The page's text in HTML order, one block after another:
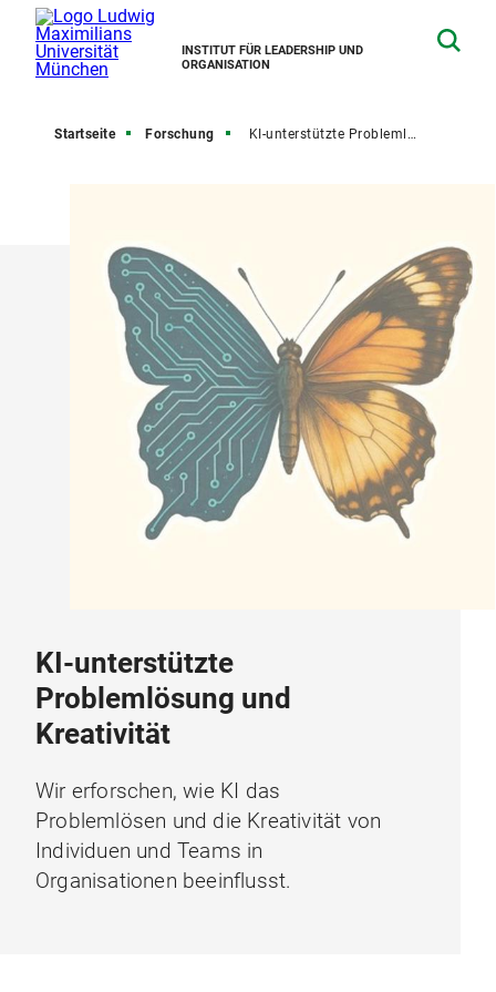
INSTITUT FÜR LEADERSHIP UND
ORGANISATION
Startseite Forschung KI-unterstützte Problemlösung und Kreativität
KI-unterstützte
Problemlösung und
Kreativität
Wir erforschen, wie KI das
Problemlösen und die Kreativität von
Individuen und Teams in
Organisationen beeinflusst.